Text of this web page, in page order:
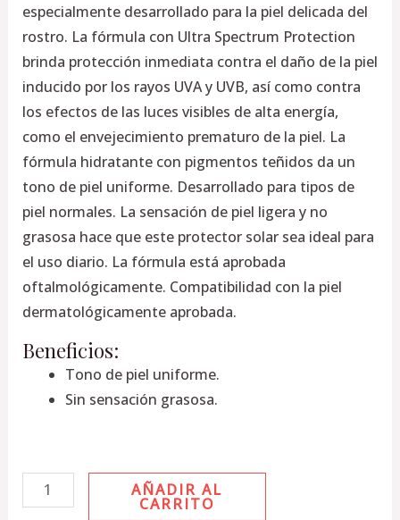
especialmente desarrollado para la piel delicada del
rostro. La fórmula con Ultra Spectrum Protection
brinda protección inmediata contra el daño de la piel
inducido por los rayos UVA y UVB, así como contra
los efectos de las luces visibles de alta energía,
como el envejecimiento prematuro de la piel. La
fórmula hidratante con pigmentos teñidos da un
tono de piel uniforme. Desarrollado para tipos de
piel normales. La sensación de piel ligera y no
grasosa hace que este protector solar sea ideal para
el uso diario. La fórmula está aprobada
oftalmológicamente. Compatibilidad con la piel
dermatológicamente aprobada.
Beneficios:
Tono de piel uniforme.
Sin sensación grasosa.
AÑADIR AL
CARRITO